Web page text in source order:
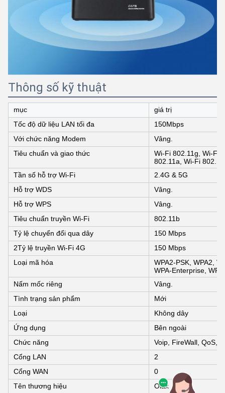
Thông số kỹ thuật
mục
giá trị
Tốc độ dữ liệu LAN tối đa
150Mbps
Với chức năng Modem
Vâng.
Tiêu chuẩn và giao thức
Wi-Fi 802.11g, Wi-Fi
802.11a, Wi-Fi
Tần số hỗ trợ Wi-Fi
2.4G & 5G
Hỗ trợ WDS
Vâng.
Hỗ trợ WPS
Vâng.
Tiêu chuẩn truyền Wi-Fi
802.11b
Tỷ lệ chuyển đổi qua dây
150 Mbps
2Tỷ lệ truyền Wi-Fi 4G
150 Mbps
Loại mã hóa
WPA2-PSK, WPA2,
WPA-Enterprise,
Nấm mốc riêng
Vâng.
Tình trạng sản phẩm
Mới
Loại
Không dây
Ứng dụng
Bên ngoài
Chức năng
Voip, FireWall, QoS,
Cổng LAN
2
Cổng WAN
0
Tên thương hiệu
Olax